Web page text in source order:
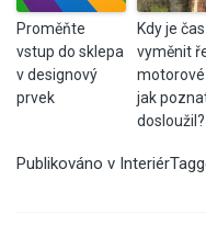
Proměňte
vstup do sklepa
v designový
prvek
Kdy je čas
vyměnit
motorové
jak
dosloužil?
Publikováno v Interiér